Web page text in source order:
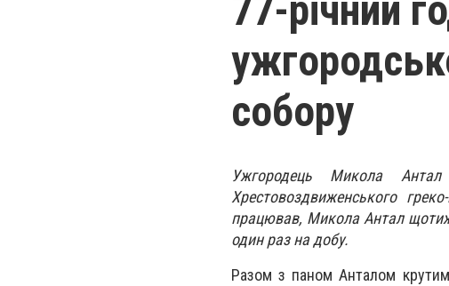
77-річний
собору
Ужгородець Микола
Хрестовоздвиженського
працював, Микола Антал
один раз на добу.
Разом з паном Анталом